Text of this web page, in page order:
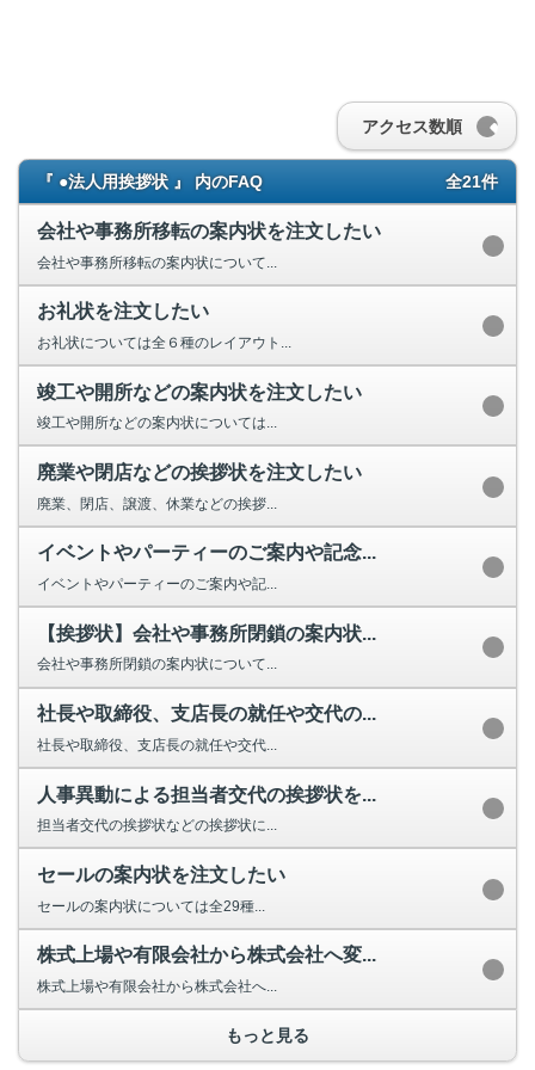
アクセス数順
『 ●法人用挨拶状 』 内のFAQ 全21件
会社や事務所移転の案内状を注文したい
会社や事務所移転の案内状について...
お礼状を注文したい
お礼状については全６種のレイアウト...
竣工や開所などの案内状を注文したい
竣工や開所などの案内状については...
廃業や閉店などの挨拶状を注文したい
廃業、閉店、譲渡、休業などの挨拶...
イベントやパーティーのご案内や記念...
イベントやパーティーのご案内や記...
【挨拶状】会社や事務所閉鎖の案内状...
会社や事務所閉鎖の案内状について...
社長や取締役、支店長の就任や交代の...
社長や取締役、支店長の就任や交代...
人事異動による担当者交代の挨拶状を...
担当者交代の挨拶状などの挨拶状に...
セールの案内状を注文したい
セールの案内状については全29種...
株式上場や有限会社から株式会社へ変...
株式上場や有限会社から株式会社へ...
もっと見る